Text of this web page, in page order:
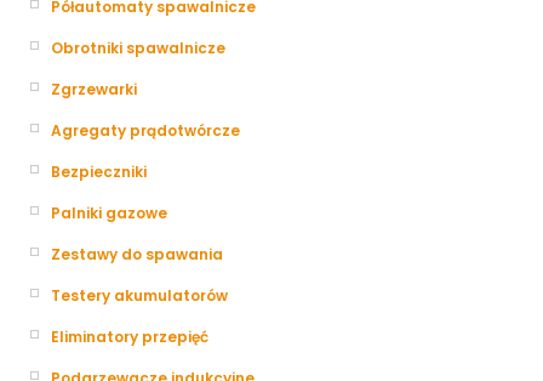
Półautomaty spawalnicze
Obrotniki spawalnicze
Zgrzewarki
Agregaty prądotwórcze
Bezpieczniki
Palniki gazowe
Zestawy do spawania
Testery akumulatorów
Eliminatory przepięć